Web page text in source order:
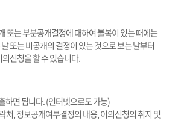
또는 부분공개결정에 대하여 불복이 있는 때에는
또는 비공개의 결정이 있는 것으로 보는 날부터
신청을 할 수 있습니다.
하면 됩니다. (인터넷으로도 가능)
처, 정보공개여부결정의 내용, 이의신청의 취지 및